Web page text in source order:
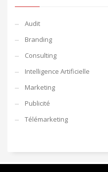
Audit
Branding
Consulting
Intelligence Artificielle
Marketing
Publicité
Télémarketing